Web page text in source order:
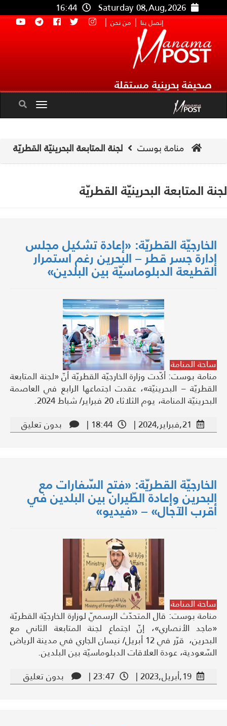
Saturday 08,Aug,2026
16:44
إتصل بنا | من نحن |
صحيفة بحرينية مستقلة
Toggle
navigation
منامة بوست لجنة المتابعة البحرينيّة القطريّة
المتابعة البحرينيّة القطريّة
الخارجيّة القطريّة: «إعادة تشكيل مجلس
إدارة جسر قطر – البحرين رغم استمرار
القطيعة الدبلوماسيّة بين البلدين»
ساحة المنامة
منامة بوست: أكّدت وزارة الخارجيّة القطريّة أنّ «لجنة المتابعة
القطريّة – البحرينيّة»، عقدت اجتماعها الرابع في العاصمة
البحرينيّة المنامة، يوم الثلاثاء 20 فبراير/ شباط 2024.
21,فبراير,2024 |
18:44 | بدون تعليق
الخارجيّة القطريّة: «فتح السّفارات مع
البحرين وإعادة الطّيران بين البلدين في
أقرب الآجال» – «فيديو»
ساحة المنامة
منامة بوست: قال المتحدّث الرسميّ لوزارة الخارجيّة القطريّة
«ماجد الأنصاري»، إنّ اجتماع لجنة المتابعة الثاني مع
البحرين، قرّر في 12 أبريل/ نيسان الجاري في مدينة الرياض
السّعودية، عودة العلاقات الدبلوماسيّة بين البلدين.
19,أبريل,2023 |
23:47 | بدون تعليق